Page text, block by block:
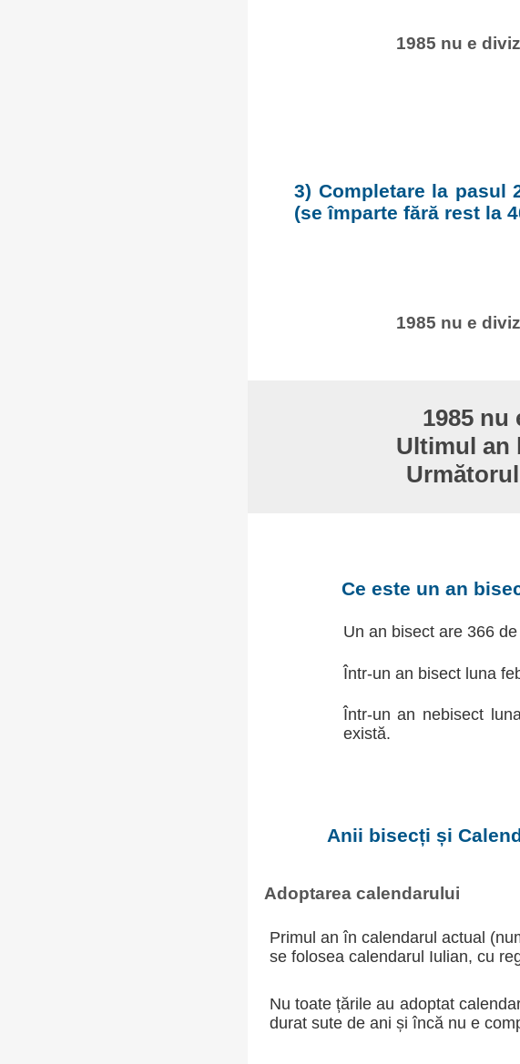
1985 nu e
3) Completare la pasul
(se împarte fără rest la
1985 nu e
1985 nu
Ultimul an
Ce este un an
Un an bisect are 366
Într-un an bisect luna
Într-un an nebisect
există.
Anii bisecți și
Adoptarea calendarului
Primul an în calendarul actual
se folosea calendarul Iulian, cu
Nu toate țările au adoptat
durat sute de ani și încă nu e